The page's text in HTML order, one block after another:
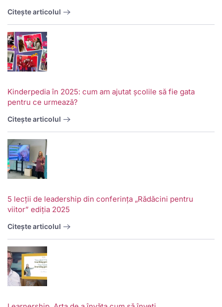
Citește articolul
Kinderpedia în 2025: cum am ajutat școlile să fie gata
pentru ce urmează?
Citește articolul
5 lecții de leadership din conferința „Rădăcini pentru
viitor” ediția 2025
Citește articolul